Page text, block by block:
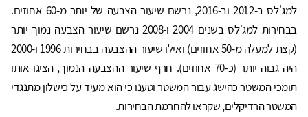
למג'לס ב-2012 וב-2016, נרשם שיעור הצבעה של יותר מ-60 אחוזים.
בבחירות למג'לס בשנים 2004 ו-2008 נרשם שיעור הצבעה נמוך יותר
(קצת למעלה מ-50 אחוזים) ואילו שיעור ההצבעה בבחירות 1996 ו-2000
היה גבוה יותר (כ-70 אחוזים). חרף שיעור ההצבעה הנמוך, הציגו אותו
תומכי המשטר כהישג עבור המשטר וטענו כי הוא מעיד על כישלון מתנגדי
המשטר הרדיקלים, שקראו להחרמת הבחירות.